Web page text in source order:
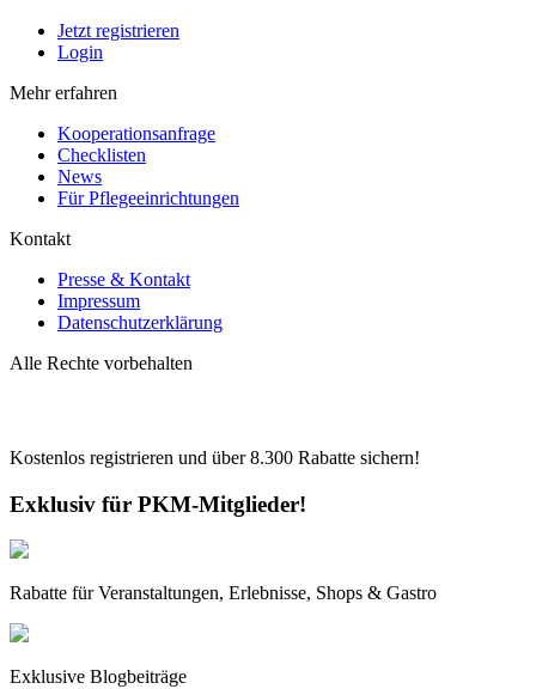
Jetzt registrieren
Login
Mehr erfahren
Kooperationsanfrage
Checklisten
News
Für Pflegeeinrichtungen
Kontakt
Presse & Kontakt
Impressum
Datenschutzerklärung
Alle Rechte vorbehalten
Kostenlos registrieren und über8.300 Rabatte sichern!
Exklusiv für PKM-Mitglieder!
Rabatte für Veranstaltungen, Erlebnisse, Shops & Gastro
Exklusive Blogbeiträge